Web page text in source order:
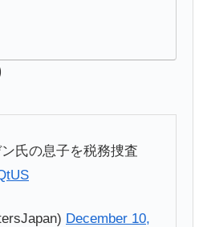
氏の息子を税務捜査
December 10,